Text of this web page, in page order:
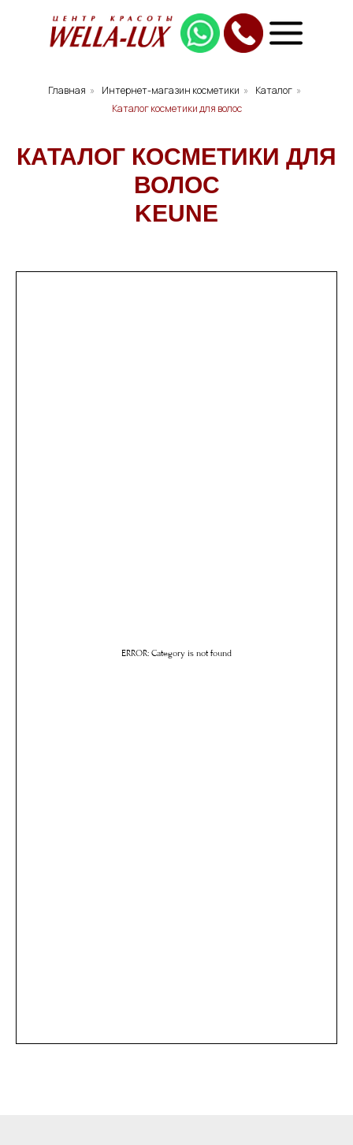
Главная » Интернет-магазин косметики » Каталог »
Каталог косметики для волос
КАТАЛОГ КОСМЕТИКИ ДЛЯ
ВОЛОС
KEUNE
ERROR: Category is not found